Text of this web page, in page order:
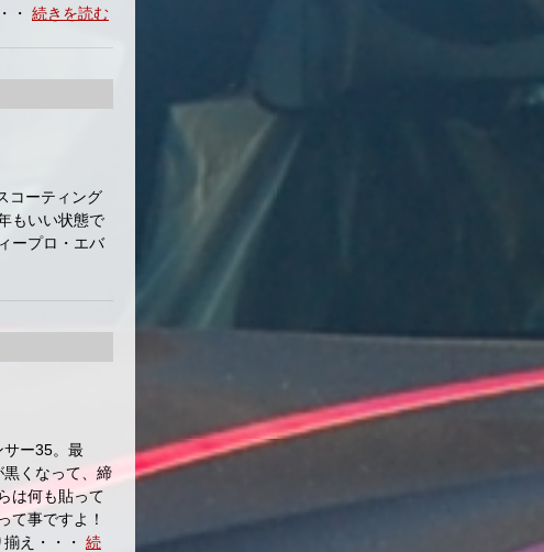
・ 続きを読む
コーティング
もいい状態で
ープロ・エバ
サー35。最
くなって、締
は何も貼って
て事ですよ！
え・・・ 続